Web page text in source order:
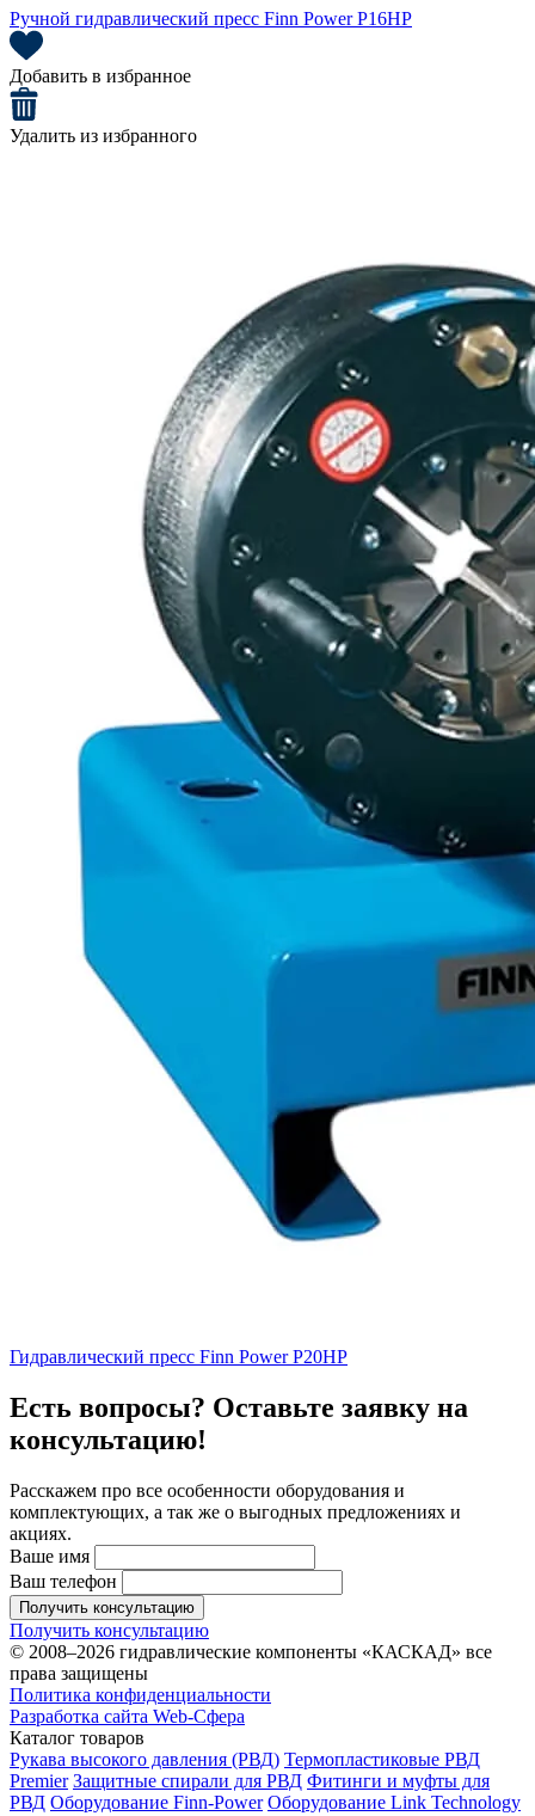
Ручной гидравлический пресс Finn Power P16HP
Добавить в избранное
Удалить из избранного
Гидравлический пресс Finn Power P20HP
Есть вопросы? Оставьте заявку на
консультацию!
Расскажем про все особенности оборудования и
комплектующих, а так же о выгодных предложениях и
акциях.
Ваше имя
Ваш телефон
Получить консультацию
Получить консультацию
© 2008–2026 гидравлические компоненты «КАСКАД» все
права защищены
Политика конфиденциальности
Разработка сайта Web-Сфера
Каталог товаров
Рукава высокого давления (РВД) Термопластиковые РВД
Premier Защитные спирали для РВД Фитинги и муфты для
РВД Оборудование Finn-Power Оборудование Link Technology